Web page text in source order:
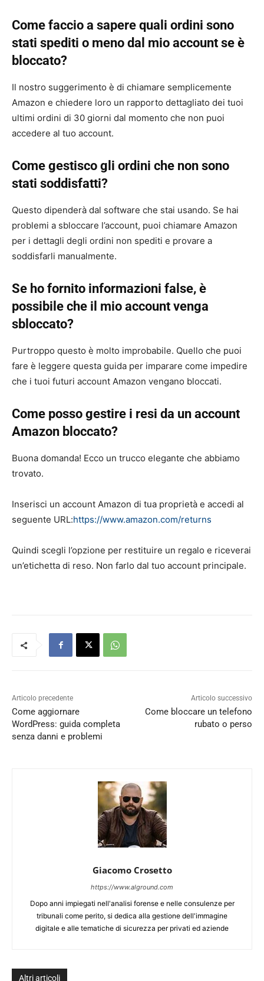
Come faccio a sapere quali ordini sono
stati spediti o meno dal mio account se è
bloccato?
Il nostro suggerimento è di chiamare semplicemente
Amazon e chiedere loro un rapporto dettagliato dei tuoi
ultimi ordini di 30 giorni dal momento che non puoi
accedere al tuo account.
Come gestisco gli ordini che non sono
stati soddisfatti?
Questo dipenderà dal software che stai usando. Se hai
problemi a sbloccare l’account, puoi chiamare Amazon
per i dettagli degli ordini non spediti e provare a
soddisfarli manualmente.
Se ho fornito informazioni false, è
possibile che il mio account venga
sbloccato?
Purtroppo questo è molto improbabile. Quello che puoi
fare è leggere questa guida per imparare come impedire
che i tuoi futuri account Amazon vengano bloccati.
Come posso gestire i resi da un account
Amazon bloccato?
Buona domanda! Ecco un trucco elegante che abbiamo
trovato.
Inserisci un account Amazon di tua proprietà e accedi al
seguente URL:https://www.amazon.com/returns
Quindi scegli l’opzione per restituire un regalo e riceverai
un’etichetta di reso. Non farlo dal tuo account principale.
Articolo precedente
Come aggiornare
WordPress: guida completa
senza danni e problemi
Articolo successivo
Come bloccare un telefono
rubato o perso
Giacomo Crosetto
https://www.alground.com
Dopo anni impiegati nell'analisi forense e nelle consulenze per
tribunali come perito, si dedica alla gestione dell'immagine
digitale e alle tematiche di sicurezza per privati ed aziende
Altri articoli